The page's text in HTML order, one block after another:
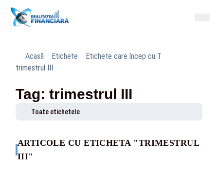
Acasă Etichete
Etichete care încep cu T
trimestrul III
Tag: trimestrul III
Toate etichetele
ARTICOLE CU ETICHETA "TRIMESTRUL
III"